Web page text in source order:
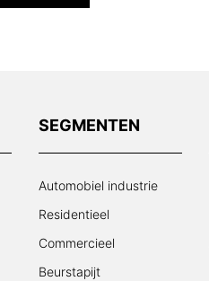
SEGMENTEN
Automobiel industrie
Residentieel
Commercieel
Beurstapijt